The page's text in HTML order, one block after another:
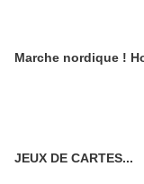
JEUX DE CARTES...